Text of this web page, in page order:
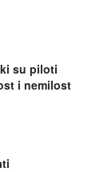
su piloti
i nemilost